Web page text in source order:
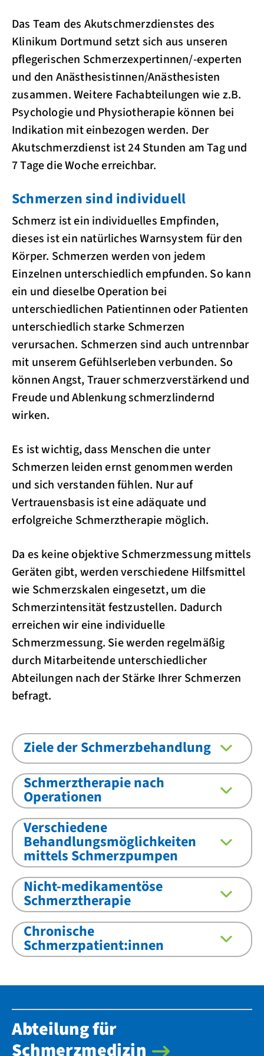
Das Team des Akutschmerzdienstes des
Klinikum Dortmund setzt sich aus unseren
pflegerischen Schmerzexpertinnen/-experten
und den Anästhesistinnen/Anästhesisten
zusammen. Weitere Fachabteilungen wie z.B.
Psychologie und Physiotherapie können bei
Indikation mit einbezogen werden. Der
Akutschmerzdienst ist 24 Stunden am Tag und
7 Tage die Woche erreichbar.
Schmerzen sind individuell
Schmerz ist ein individuelles Empfinden,
dieses ist ein natürliches Warnsystem für den
Körper. Schmerzen werden von jedem
Einzelnen unterschiedlich empfunden. So kann
ein und dieselbe Operation bei
unterschiedlichen Patientinnen oder Patienten
unterschiedlich starke Schmerzen
verursachen. Schmerzen sind auch untrennbar
mit unserem Gefühlserleben verbunden. So
können Angst, Trauer schmerzverstärkend und
Freude und Ablenkung schmerzlindernd
wirken.
Es ist wichtig, dass Menschen die unter
Schmerzen leiden ernst genommen werden
und sich verstanden fühlen. Nur auf
Vertrauensbasis ist eine adäquate und
erfolgreiche Schmerztherapie möglich.
Da es keine objektive Schmerzmessung mittels
Geräten gibt, werden verschiedene Hilfsmittel
wie Schmerzskalen eingesetzt, um die
Schmerzintensität festzustellen. Dadurch
erreichen wir eine individuelle
Schmerzmessung. Sie werden regelmäßig
durch Mitarbeitende unterschiedlicher
Abteilungen nach der Stärke Ihrer Schmerzen
befragt.
Ziele der Schmerzbehandlung
Schmerztherapie nach
Operationen
Verschiedene
Behandlungsmöglichkeiten
mittels Schmerzpumpen
Nicht-medikamentöse
Schmerztherapie
Chronische
Schmerzpatient:innen
Abteilung für
Schmerzmedizin